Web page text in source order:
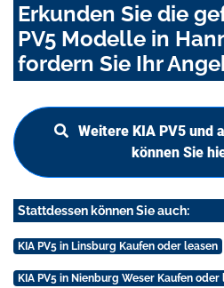
Erkunden Sie die
PV5 Modelle in
fordern Sie Ihr
Weitere KIA PV5 und
können Sie
Stattdessen können Sie auch:
KIA PV5 in Linsburg Kaufen oder leasen
KIA PV5 in Nienburg Weser Kaufen oder